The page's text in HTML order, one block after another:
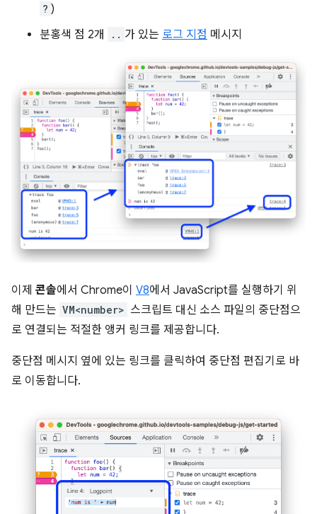
? )
분홍색 점 2개
.. 가 있는 로그 지점 메시지
이제 콘솔에서 Chrome이 V8에서 JavaScript를 실행하기 위
해 만드는 VM<number> 스크립트 대신 소스 파일의 중단점으
로 연결되는 적절한 앵커 링크를 제공합니다.
중단점 메시지 옆에 있는 링크를 클릭하여 중단점 편집기로 바
로 이동합니다.